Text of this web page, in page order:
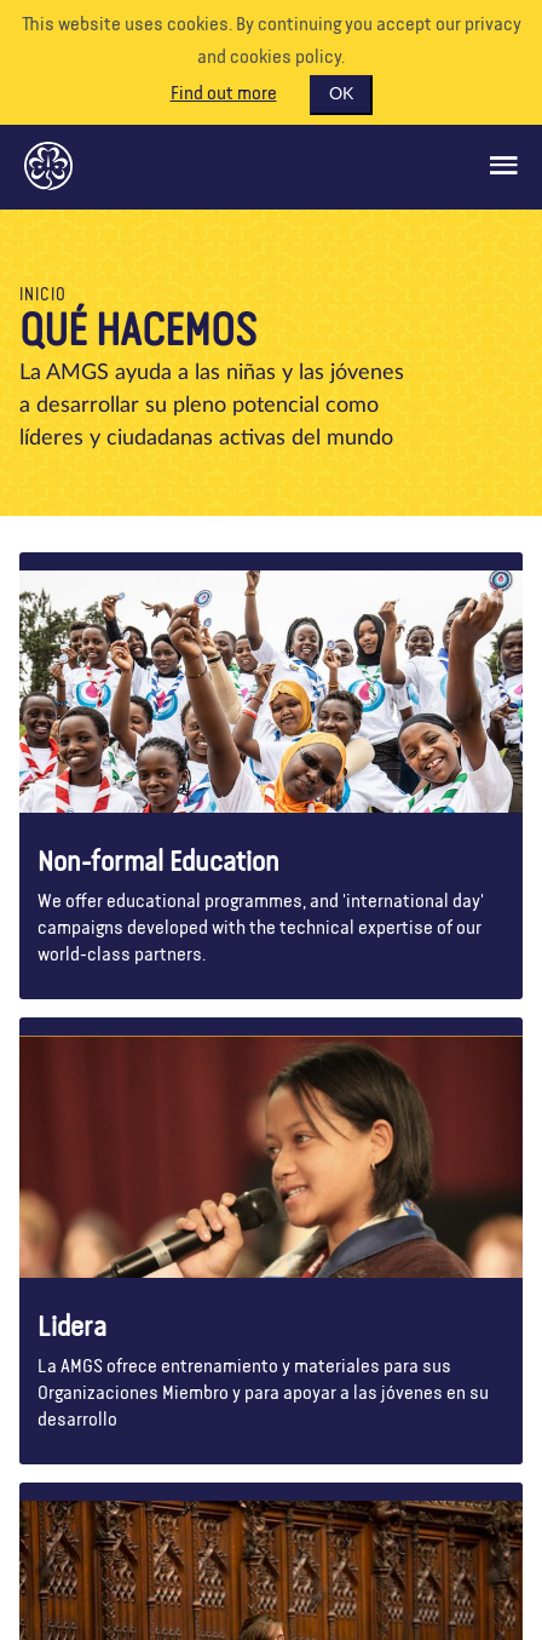
This website uses cookies. By continuing you accept our privacy
and cookies policy.
Find out more
OK
QUÉ HACEMOS
APÓYENOS
VOLUNTARIO
EVENTOS
INICIO
QUÉ HACEMOS
La AMGS ayuda a las niñas y las jóvenes
a desarrollar su pleno potencial como
líderes y ciudadanas activas del mundo
Non-formal Education
We offer educational programmes, and 'international day'
campaigns developed with the technical expertise of our
world-class partners.
Lidera
La AMGS ofrece entrenamiento y materiales para sus
Organizaciones Miembro y para apoyar a las jóvenes en su
desarrollo